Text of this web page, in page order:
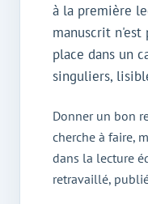
à la première
manuscrit n'est
place dans un
singuliers,
Donner un bon
cherche à faire,
dans la lecture
retravaillé,